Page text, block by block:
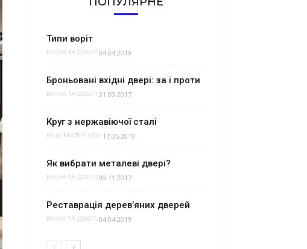
Типи воріт
ВІКНА ТА ДВЕРІ 04.04.2019
Броньовані вхідні двері: за і проти
ВІКНА ТА ДВЕРІ 21.09.2017
Круг з нержавіючої сталі
ІНШІ МАТЕРІАЛИ 17.05.2019
Як вибрати металеві двері?
ВІКНА ТА ДВЕРІ 09.11.2017
Реставрація дерев’яних дверей
ВІКНА ТА ДВЕРІ 04.04.2019